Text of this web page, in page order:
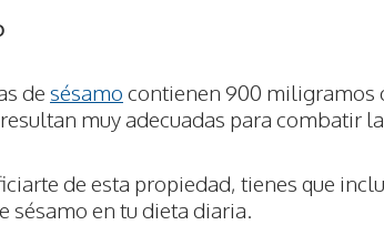
de sésamo contienen 900 miligramos
muy adecuadas para combatir la
de esta propiedad, tienes que
sésamo en tu dieta diaria.